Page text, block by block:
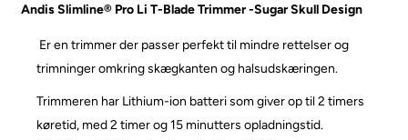
Andis Slimline® Pro Li T-Blade Trimmer -Sugar Skull Design
Er en trimmer der passer perfekt til mindre rettelser og
trimninger omkring skægkanten og halsudskæringen.
Trimmeren har Lithium-ion batteri som giver op til 2 timers
køretid, med 2 timer og 15 minutters opladningstid.